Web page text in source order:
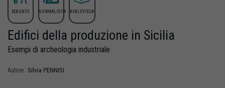
DOCENTE GIORNALISTA BIBLIOTECA
Edifici della produzione in Sicilia
Esempi di archeologia industriale
Autore: Silvia PENNISI